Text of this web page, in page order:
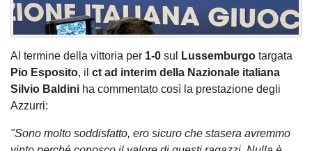
Al termine della vittoria per 1-0 sul Lussemburgo targata
Pio Esposito, il ct ad interim della Nazionale italiana
Silvio Baldini ha commentato così la prestazione degli
Azzurri:
"Sono molto soddisfatto, ero sicuro che stasera avremmo